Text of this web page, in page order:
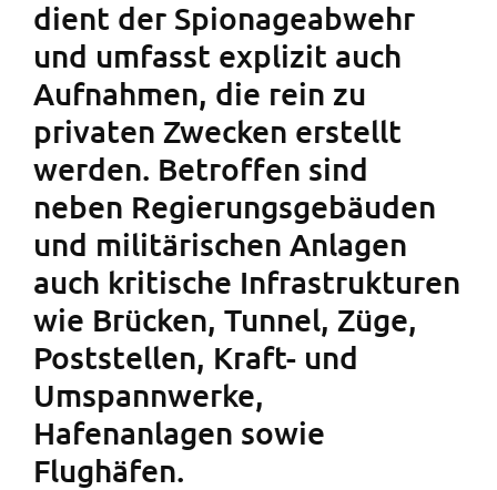
dient der Spionageabwehr
und umfasst explizit auch
Aufnahmen, die rein zu
privaten Zwecken erstellt
werden. Betroffen sind
neben Regierungsgebäuden
und militärischen Anlagen
auch kritische Infrastrukturen
wie Brücken, Tunnel, Züge,
Poststellen, Kraft- und
Umspannwerke,
Hafenanlagen sowie
Flughäfen.